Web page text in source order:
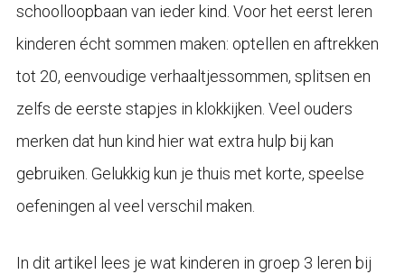
schoolloopbaan van ieder kind. Voor het eerst leren
kinderen écht sommen maken: optellen en aftrekken
tot 20, eenvoudige verhaaltjessommen, splitsen en
zelfs de eerste stapjes in klokkijken. Veel ouders
merken dat hun kind hier wat extra hulp bij kan
gebruiken. Gelukkig kun je thuis met korte, speelse
oefeningen al veel verschil maken.
In dit artikel lees je wat kinderen in groep 3 leren bij